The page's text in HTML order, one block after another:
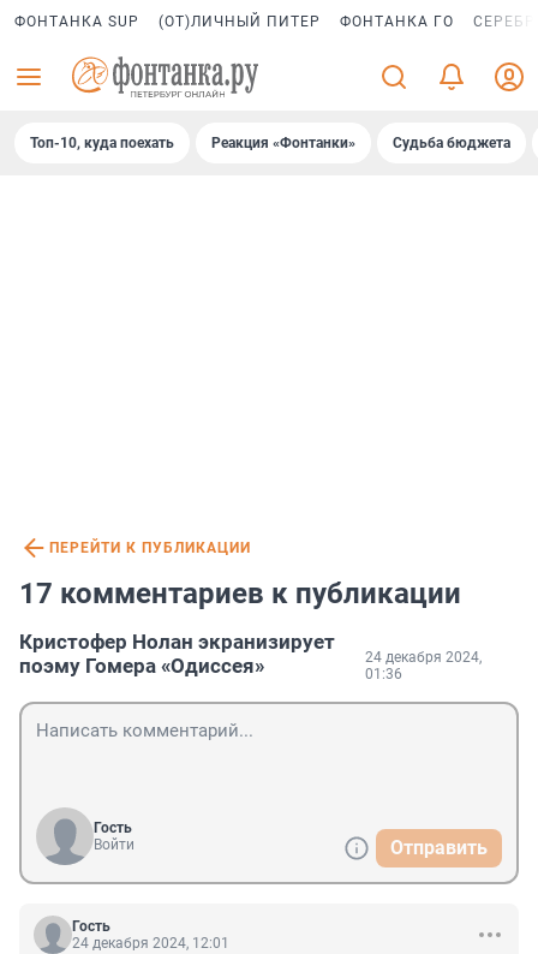
ФОНТАНКА SUP (ОТ)ЛИЧНЫЙ ПИТЕР ФОНТАНКА ГО
Топ-10, куда поехать Реакция «Фонтанки» Судьба бюджета
ПЕРЕЙТИ К ПУБЛИКАЦИИ
17 комментариев к публикации
Кристофер Нолан экранизирует
поэму Гомера «Одиссея»
24 декабря 2024,
01:36
Гость
Войти
Отправить
Гость
24 декабря 2024, 12:01